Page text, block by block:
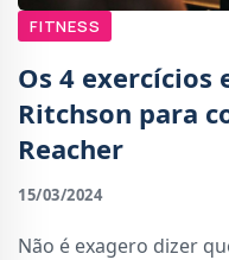
FITNESS
Os 4 exercícios
Ritchson para
Reacher
15/03/2024
Não é exagero dizer